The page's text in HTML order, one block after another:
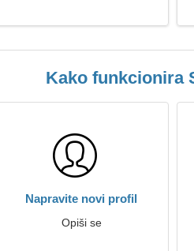
Kako funkcionira
Napravite novi profil
Opiši se